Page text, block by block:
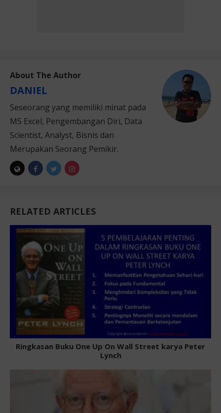
About The Author
DANIEL
Seseorang yang memiliki minat pada
MS Excel, Pengembangan Diri, Data
Scientist, Analyst, Bisnis dan
Merupakan Seorang Pemikir.
RELATED ARTICLES
Ringkasan Buku One Up On Wall Street karya Peter
Lynch